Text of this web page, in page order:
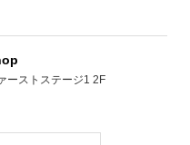
ーストステージ1 2F